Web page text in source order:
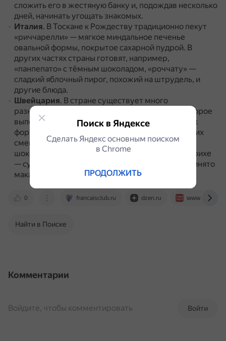
сложить его в жестяную банку и, подождав несколько
дней, начинать угощать знакомых.
Италия. В Тоскане к Рождеству традиционно пекут
«риччарелли» — мягкое миндальное печенье
овальной формы, покрытое сахарной пудрой. В
других частях страны готовят, например,
«панпепато» с тёмным шоколадом, «роччату» —
сладкий яблочный пирог, похожий на штрудель, и
другие блюда.
Швейцария. В стране существует много
разновидностей рождественского печенья, которое
выпекают по разным рецептам и разнообразных
форм.
Например, в Люцерне выпекают маленьких
смешных человечков в шляпках, в Базеле —
шоколадное печенье из миндальной муки, в Цюрихе
— сухое, твёрдое медовое печенье, которое принято
макать в горячее вино или шоколад.
0 francaisclub.ru dzen.ru www.tvrus.eu
Найти в Поиске
Комментарии
Войти
Войдите, чтобы комментировать
Поиск в Яндексе
Сделать Яндекс основным поиском
в Сhrome
ПРОДОЛЖИТЬ